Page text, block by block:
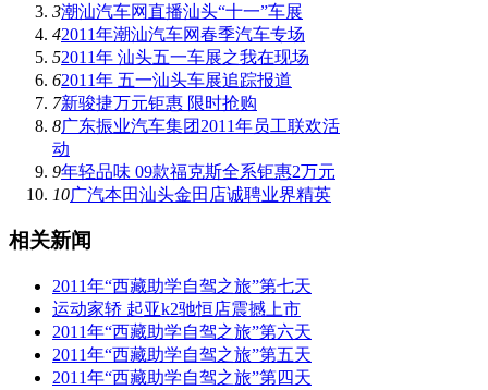
3潮汕汽车网直播汕头“十一”车展
42011年潮汕汽车网春季汽车专场
52011年 汕头五一车展之我在现场
62011年 五一汕头车展追踪报道
7新骏捷万元钜惠 限时抢购
8广东振业汽车集团2011年员工联欢活
动
9年轻品味 09款福克斯全系钜惠2万元
10广汽本田汕头金田店诚聘业界精英
相关新闻
2011年“西藏助学自驾之旅”第七天
运动家轿 起亚k2驰恒店震撼上市
2011年“西藏助学自驾之旅”第六天
2011年“西藏助学自驾之旅”第五天
2011年“西藏助学自驾之旅”第四天